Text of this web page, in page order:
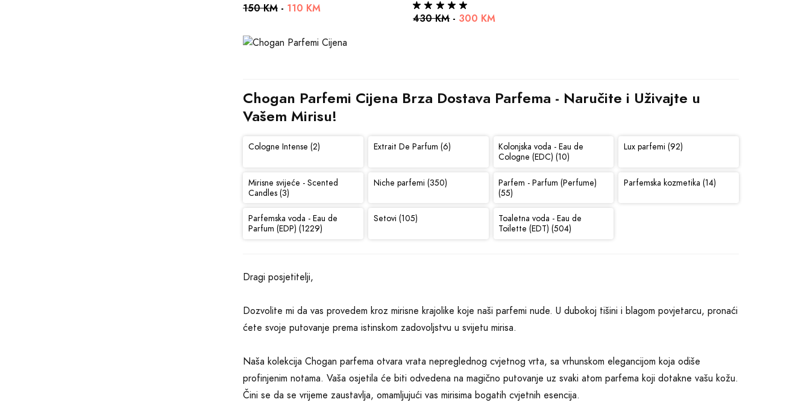
150 KM - 110 KM
430 KM- 300 KM
Chogan Parfemi Cijena Brza Dostava Parfema - Naručite i Uživajte u
Vašem Mirisu!
Cologne Intense (2) Extrait De Parfum (6)
Kolonjska voda - Eau de
Cologne (EDC) (10)
Lux parfemi (92)
Mirisne svijeće - Scented
Candles (3)
Niche parfemi (350)
Parfem - Parfum (Perfume)
(55)
Parfemska kozmetika (14)
Parfemska voda - Eau de
Parfum (EDP) (1229)
Setovi (105)
Toaletna voda - Eau de
Toilette (EDT) (504)
Dragi posjetitelji,
Dozvolite mi da vas provedem kroz mirisne krajolike koje naši parfemi nude. U dubokoj tišini i blagom povjetarcu, pronaći
ćete svoje putovanje prema istinskom zadovoljstvu u svijetu mirisa.
Naša kolekcija Chogan parfema otvara vrata nepreglednog cvjetnog vrta, sa vrhunskom elegancijom koja odiše
profinjenim notama. Vaša osjetila će biti odvedena na magično putovanje uz svaki atom parfema koji dotakne vašu kožu.
Čini se da se vrijeme zaustavlja, omamljujući vas mirisima bogatih cvjetnih esencija.